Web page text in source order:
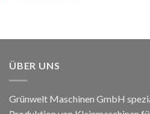
ÜBER UNS
Grünwelt Maschinen GmbH